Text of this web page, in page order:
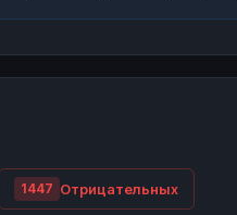
1447 Отрицательных